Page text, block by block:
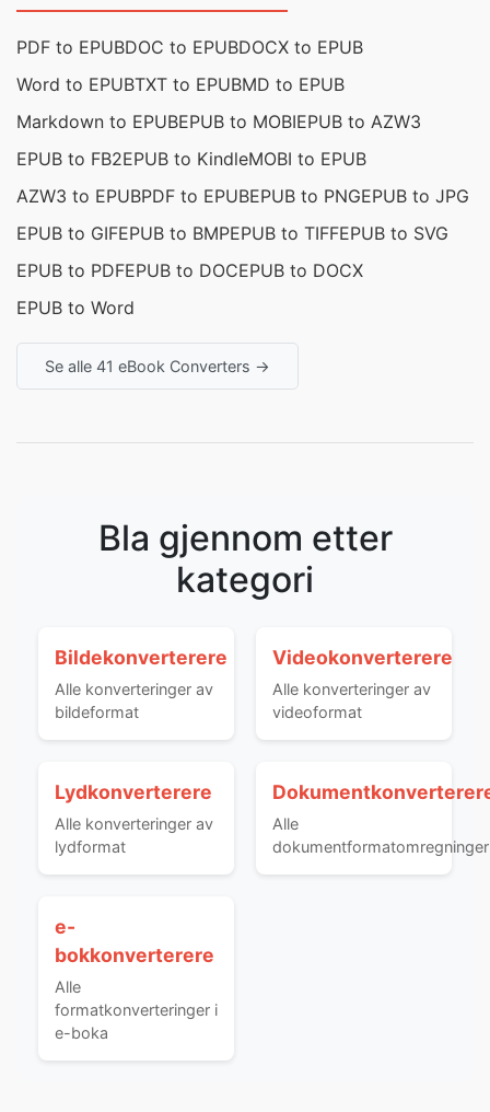
PDF to EPUBDOC to EPUBDOCX to EPUB
Word to EPUBTXT to EPUBMD to EPUB
Markdown to EPUBEPUB to MOBIEPUB to AZW3
EPUB to FB2EPUB to KindleMOBI to EPUB
AZW3 to EPUBPDF to EPUBEPUB to PNGEPUB to JPG
EPUB to GIFEPUB to BMPEPUB to TIFFEPUB to SVG
EPUB to PDFEPUB to DOCEPUB to DOCX
EPUB to Word
Se alle 41 eBook Converters →
Bla gjennom etter
kategori
Bildekonverterere
Alle konverteringer av
bildeformat
Videokonverterere
Alle konverteringer av
videoformat
Lydkonverterere
Alle konverteringer av
lydformat
Alle
dokumentformatomregninger
e-
bokkonverterere
Alle
formatkonverteringer i
e-boka